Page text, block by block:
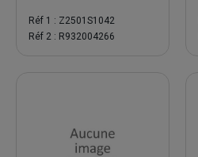
Réf 1 : Z2501S1042
Réf 2 : R932004266